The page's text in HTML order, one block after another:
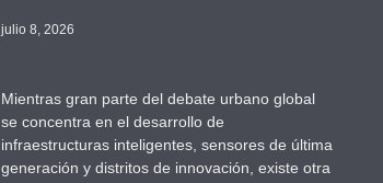
julio 8, 2026
Mientras gran parte del debate urbano global
se concentra en el desarrollo de
infraestructuras inteligentes, sensores de última
generación y distritos de innovación, existe otra